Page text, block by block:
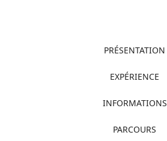
PRÉSENTATION
EXPÉRIENCE
INFORMATIONS
PARCOURS